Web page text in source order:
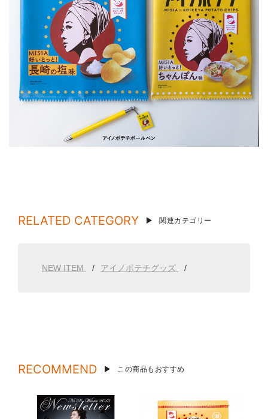
RELATED CATEGORY 関連カテゴリー
NEW ITEM アイノポテチグッズ
RECOMMEND この商品もおすすめ